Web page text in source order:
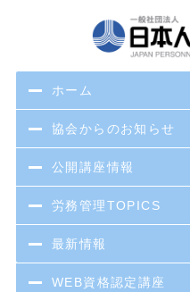
ホーム
協会からのお知らせ
公開講座情報
労務管理TOPICS
最新情報
WEB資格認定講座